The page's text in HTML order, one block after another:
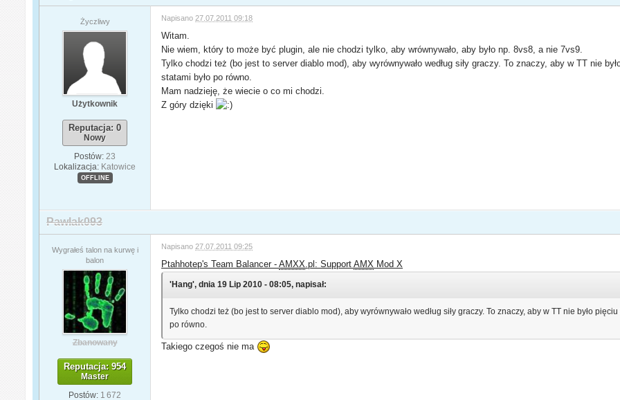
Życzliwy
Użytkownik
Reputacja: 0
Nowy
Postów: 23
Lokalizacja: Katowice
OFFLINE
Napisano 27.07.2011 09:18
Witam.
Nie wiem, który to może być plugin, ale nie chodzi tylko, aby wrównywało, aby było np. 8vs8, a nie 7vs9.
Tylko chodzi też (bo jest to server diablo mod), aby wyrównywało według siły graczy. To znaczy, aby w TT nie
statami było po równo.
Mam nadzieję, że wiecie o co mi chodzi.
Z góry dzięki
Pawlak093
Wygrałeś talon na kurwę i
balon
Zbanowany
Reputacja: 954
Master
Postów: 1 672
Napisano 27.07.2011 09:25
Ptahhotep's Team Balancer -AMXX .pl: SupportAMX Mod X
'Hang', dnia 19 Lip 2010 - 08:05, napisał:
Tylko chodzi też (bo jest to server diablo mod), aby wyrównywało według siły graczy. To znaczy, aby w TT nie było
po równo.
Takiego czegoś nie ma